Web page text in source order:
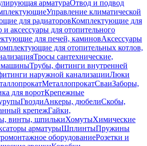
арматураОтвод и подвод
Управление климатической
для радиаторовКомплектующие для
и аксессуары для отопительного
для печей, каминовАксессуары
для отопительных котлов,
Тросы сантехнические,
машиныТрубы, фитинги внутренней
наружной канализацииЛюки
МеталлопрокатСваиЗаборы,
для воротКрепежные
ГвоздиАнкеры, дюбелиСкобы,
крепежГайки,
винты, шпилькиХомутыХимические
арматурыШплинтыПружины
оборудованиеРозетки и